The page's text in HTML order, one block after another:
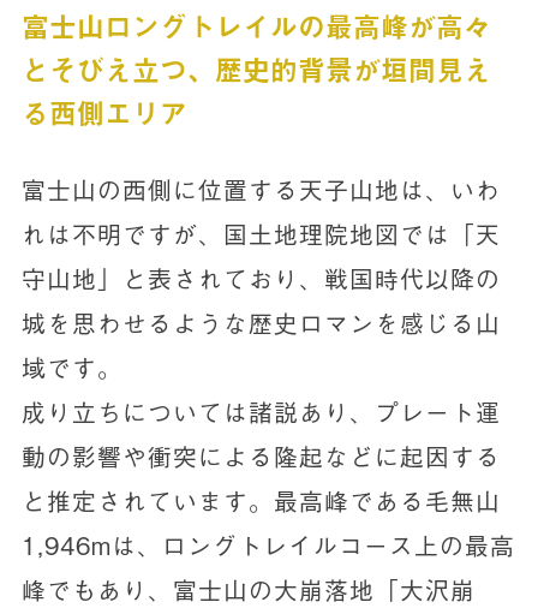
富士山ロングトレイルの最高峰が高々
とそびえ立つ、歴史的背景が垣間見え
る西側エリア
富士山の西側に位置する天子山地は、いわ
れは不明ですが、国土地理院地図では「天
守山地」と表されており、戦国時代以降の
城を思わせるような歴史ロマンを感じる山
域です。
成り立ちについては諸説あり、プレート運
動の影響や衝突による隆起などに起因する
と推定されています。最高峰である毛無山
1,946mは、ロングトレイルコース上の最高
峰でもあり、富士山の大崩落地「大沢崩